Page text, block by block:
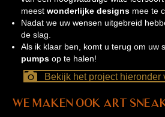
meest wonderlijke designs mee te
Nadat we uw wensen uitgebreid
de slag.
Als ik klaar ben, komt u terug om uw
pumps op te halen!
Bekijk het project hieronder
We maken ook art